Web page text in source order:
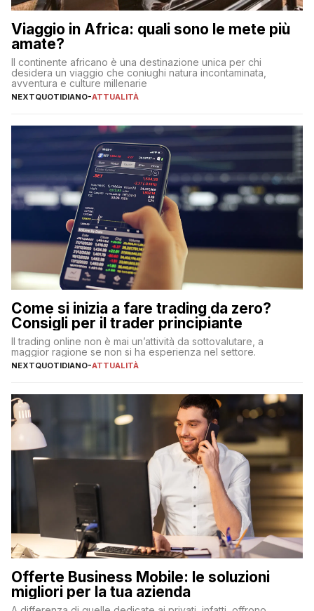
Viaggio in Africa: quali sono le mete più
amate?
Il continente africano è una destinazione unica per chi
desidera un viaggio che coniughi natura incontaminata,
avventura e culture millenarie
NEXTQUOTIDIANO-ATTUALITÀ
Come si inizia a fare trading da zero?
Consigli per il trader principiante
Il trading online non è mai un’attività da sottovalutare, a
maggior ragione se non si ha esperienza nel settore.
NEXTQUOTIDIANO-ATTUALITÀ
Offerte Business Mobile: le soluzioni
migliori per la tua azienda